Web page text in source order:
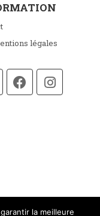
légales
la meilleure